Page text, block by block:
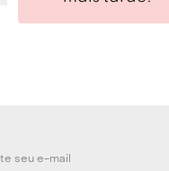
Para um visual
com sandálias